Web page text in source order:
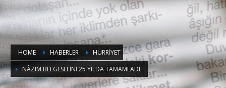
HOME HABERLER
HÜRRİYET
NÂZIM BELGESELİNİ 25 YILDA TAMAMLADI